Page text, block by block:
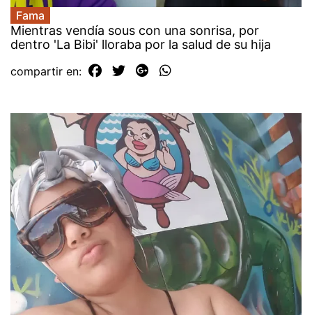
Fama
Mientras vendía sous con una sonrisa, por
dentro 'La Bibi' lloraba por la salud de su hija
compartir en: